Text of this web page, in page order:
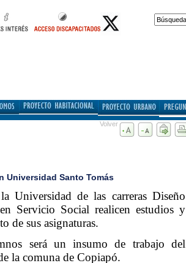
Volver
Universidad Santo Tomás
Universidad de las carreras Diseño
Servicio Social realicen estudios y
de sus asignaturas.
será un insumo de trabajo del
la comuna de Copiapó.